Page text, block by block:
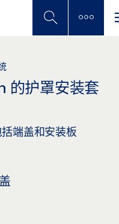
的护罩安装套
端盖和安装板